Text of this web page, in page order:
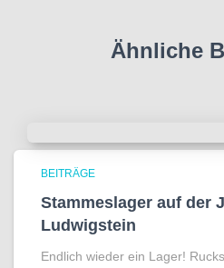
Ähnliche
BEITRÄGE
Stammeslager auf der
Ludwigstein
Endlich wieder ein Lager!